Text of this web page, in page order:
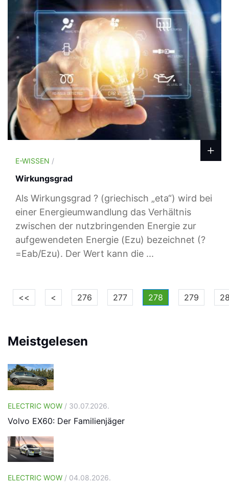
E-WISSEN /
Wirkungsgrad
Als Wirkungsgrad ? (griechisch „eta“) wird bei
einer Energieumwandlung das Verhältnis
zwischen der nutzbringenden Energie zur
aufgewendeten Energie (Ezu) bezeichnet (?
=Eab/Ezu). Der Wert kann die ...
<< < 276 277 278 279
Meistgelesen
ELECTRIC WOW / 30.07.2026.
Volvo EX60: Der Familienjäger
ELECTRIC WOW / 04.08.2026.